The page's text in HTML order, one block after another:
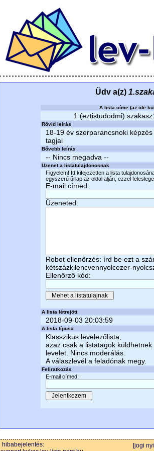
Üdv a(z)
A lista címe (az ide
1 (eztistudodmi)
Rövid leírás
18-19 év szerparancsnoki képzés
tagjai
Bővebb leírás
-- Nincs megadva --
Üzenet a listatulajdonosnak
Figyelem! Itt kifejezetten a lista
egyszerű űrlap az oldal alján, ezzel
E-mail címed:
Üzeneted:
Robot ellenőrzés: írd be ezt a
kétszázkilencvennyolcezer-
Ellenőrző kód:
A lista létrejött
2018-09-03 20:03:59
A lista típusa
Klasszikus levelezőlista,
azaz csak a listatagok küldhetnek
levelet. Nincs moderálás.
A válaszlevél a feladónak megy.
Feliratkozás
E-mail címed:
hibabejelentés:
[jogi